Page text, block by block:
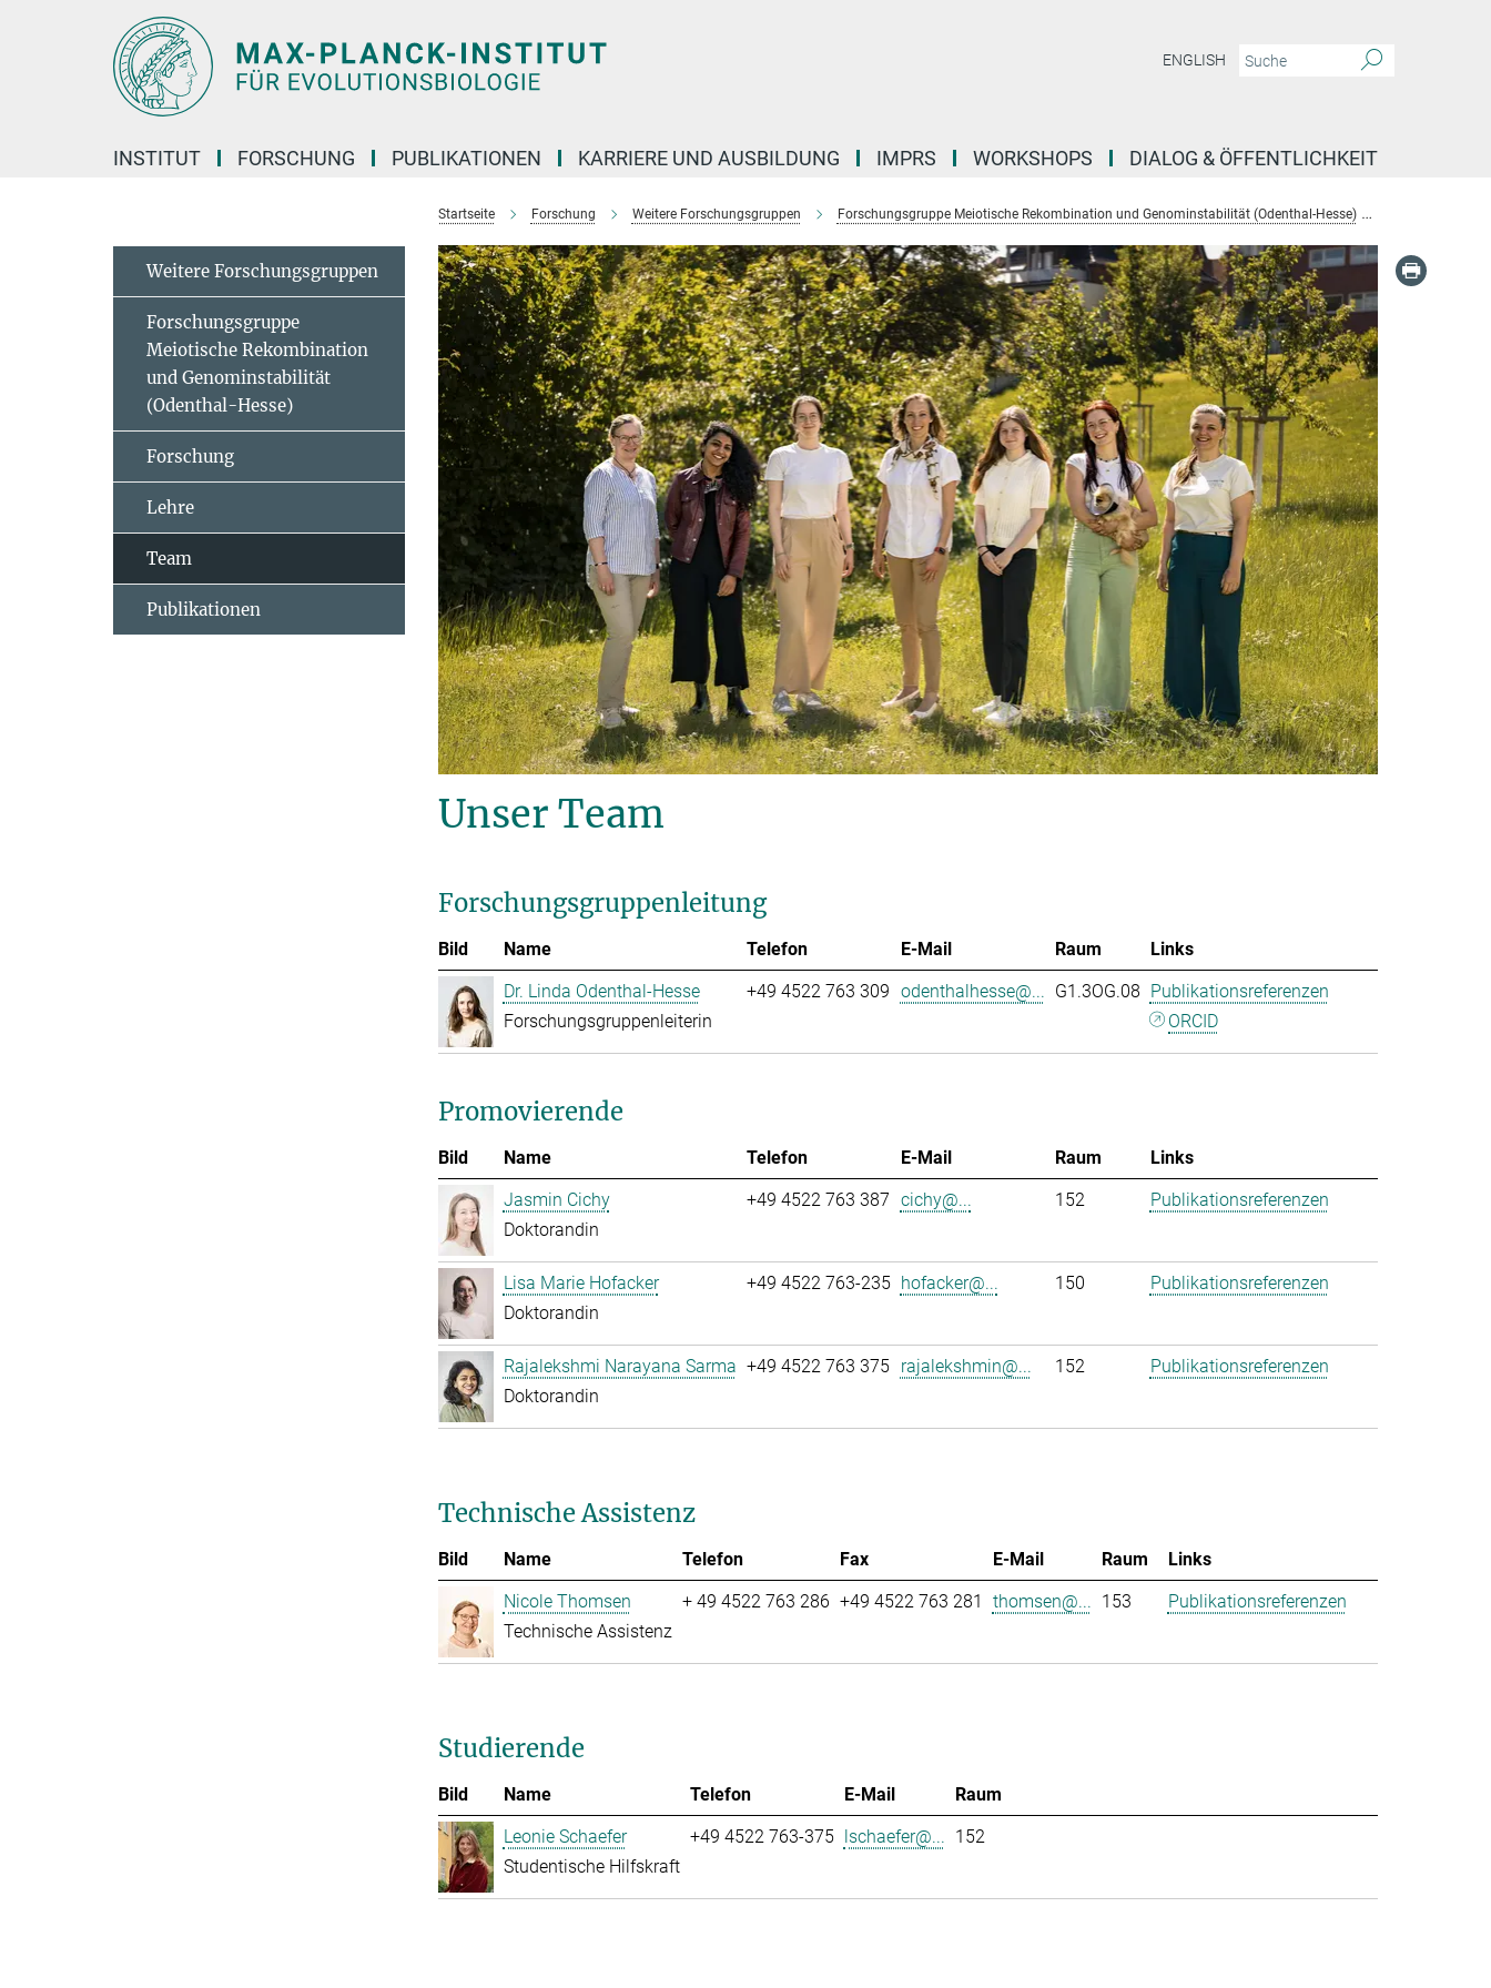
ENGLISH
INSTITUT FORSCHUNG PUBLIKATIONEN KARRIERE UND AUSBILDUNG IMPRS WORKSHOPS DIALOG & ÖFFENTLICHKEIT
Startseite Forschung Weitere Forschungsgruppen Forschungsgruppe Meiotische Rekombination und Genominstabilität (Odenthal-Hesse)
Unser Team
Forschungsgruppenleitung
Bild Name Telefon E-Mail Raum
Links
Dr. Linda Odenthal-Hesse
Forschungsgruppenleiterin
+49 4522 763 309 odenthalhesse@... G1.3OG.08 Publikationsreferenzen
ORCID
Promovierende
Bild Name Telefon E-Mail Raum
Links
Jasmin Cichy
Doktorandin
+49 4522 763 387 cichy@... 152 Publikationsreferenzen
Lisa Marie Hofacker
Doktorandin
+49 4522 763-235 hofacker@... 150 Publikationsreferenzen
Rajalekshmi Narayana Sarma
Doktorandin
+49 4522 763 375 rajalekshmin@... 152 Publikationsreferenzen
Technische Assistenz
Bild Name Telefon Fax E-Mail Raum
Links
Nicole Thomsen
Technische Assistenz
+ 49 4522 763 286 +49 4522 763 281 thomsen@... 153 Publikationsreferenzen
Studierende
Bild Name Telefon E-Mail
Raum
Leonie Schaefer
Studentische Hilfskraft
+49 4522 763-375 lschaefer@... 152
Weitere Forschungsgruppen
Forschungsgruppe
Meiotische Rekombination
und Genominstabilität
(Odenthal-Hesse)
Forschung
Lehre
Team
Publikationen